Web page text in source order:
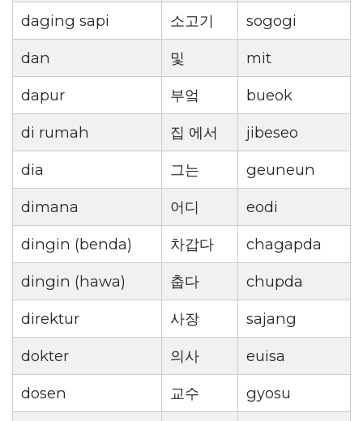
daging sapi 소고기
sogogi
dan
및
mit
dapur
부엌
bueok
di rumah
집 에서
jibeseo
dia
그는
geuneun
dimana
어디
eodi
dingin (benda)
차갑다
chagapda
dingin (hawa)
춥다
chupda
direktur
사장
sajang
dokter
의사
euisa
dosen
교수
gyosu